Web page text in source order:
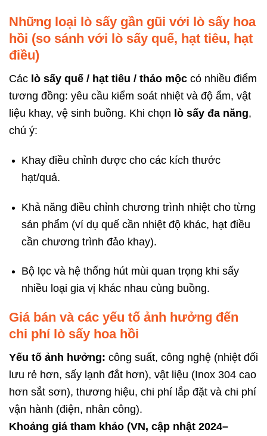
Những loại lò sấy gần gũi với lò sấy hoa
hồi (so sánh với lò sấy quế, hạt tiêu, hạt
điều)
Các lò sấy quế / hạt tiêu / thảo mộc có nhiều điểm
tương đồng: yêu cầu kiểm soát nhiệt và độ ẩm, vật
liệu khay, vệ sinh buồng. Khi chọn lò sấy đa năng,
chú ý:
Khay điều chỉnh được cho các kích thước
hạt/quả.
Khả năng điều chỉnh chương trình nhiệt cho từng
sản phẩm (ví dụ quế cần nhiệt độ khác, hạt điều
cần chương trình đảo khay).
Bộ lọc và hệ thống hút mùi quan trọng khi sấy
nhiều loại gia vị khác nhau cùng buồng.
Giá bán và các yếu tố ảnh hưởng đến
chi phí lò sấy hoa hồi
Yếu tố ảnh hưởng: công suất, công nghệ (nhiệt đối
lưu rẻ hơn, sấy lạnh đắt hơn), vật liệu (Inox 304 cao
hơn sắt sơn), thương hiệu, chi phí lắp đặt và chi phí
vận hành (điện, nhân công).
Khoảng giá tham khảo (VN, cập nhật 2024–